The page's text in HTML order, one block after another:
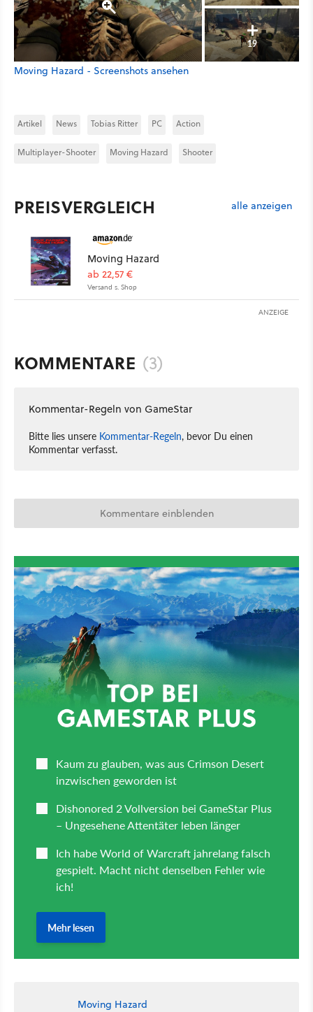
19
Moving Hazard - Screenshots ansehen
Artikel News Tobias Ritter PC Action
Multiplayer-Shooter Moving Hazard Shooter
PREISVERGLEICH alle anzeigen
Moving Hazard
ab 22,57 €
Versand s. Shop
ANZEIGE
KOMMENTARE (3)
Kommentar-Regeln von GameStar
Bitte lies unsere Kommentar-Regeln, bevor Du einen
Kommentar verfasst.
Kommentare einblenden
Moving Hazard